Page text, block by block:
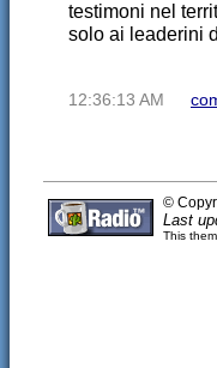
testimoni nel
solo ai leaderini
12:36:13 AM
©
Last
This